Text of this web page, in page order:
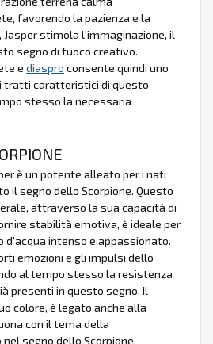
favorendo la pazienza e la
stimola l'immaginazione, il
segno di fuoco creativo.
e diaspro consente quindi uno
tratti caratteristici di questo
stesso la necessaria
è un potente alleato per i nati
il segno dello Scorpione. Questo
attraverso la sua capacità di
stabilità emotiva, è ideale per
d'acqua intenso e appassionato.
emozioni e gli impulsi dello
al tempo stesso la resistenza
presenti in questo segno. Il
colore, è legato anche alla
con il tema della
segno dello Scorpione.